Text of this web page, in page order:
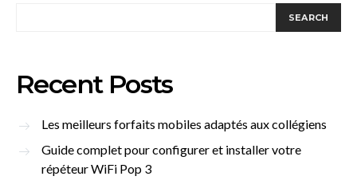
SEARCH
Recent Posts
Les meilleurs forfaits mobiles adaptés aux collégiens
Guide complet pour configurer et installer votre
répéteur WiFi Pop 3